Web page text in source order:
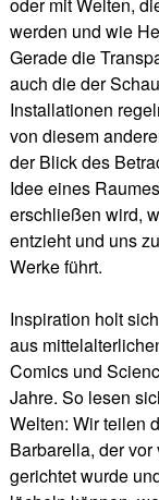
oder mit Welten,
werden und wie
Gerade die
auch die der
Installationen
von diesem
der Blick des
Idee eines
erschließen wird,
entzieht und uns
Werke führt.
Inspiration holt
aus
Comics und
Jahre. So lesen
Welten: Wir teilen
Barbarella, der
gerichtet wurde